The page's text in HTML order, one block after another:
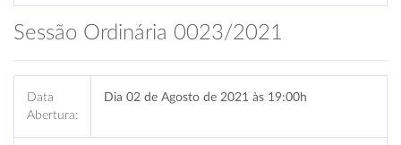
Sessão Ordinária 0023/2021
Data
Abertura:
Dia 02 de Agosto de 2021 às 19:00h